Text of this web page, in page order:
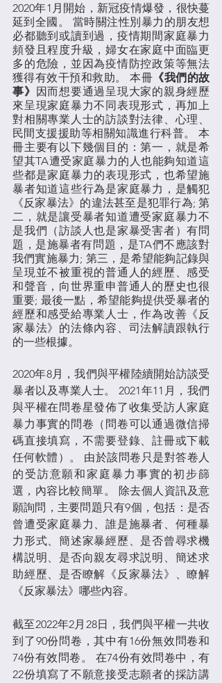
2020年1月開始，新冠疫情爆發，很快蔓
延到全國。 當時關注性別暴力的朋友想
必都聽到或讀到過，疫情期間家庭暴力
頻發且程度升級，婦女在家庭中面臨更
多的危險，並因為疫情防控政策等無法
獲得有效干預和救助。 本冊 《我們的故
事》 因而想要通過呈現大家的親身經歷
來呈現家庭暴力不同表現形式，再加上
對相關專業人士的訪談對法律、心理、
民間支援援助等相關知識進行科普。 本
冊主要有以下幾個目的：第一，就是希
望其TA遭受家庭暴力的人也能夠知道這
些都是家庭暴力的表現形式，也希望施
暴者知道這些行為是家庭暴力，是觸犯
《反家暴法》的違法甚至是犯罪行為; 第
二，就是讓受暴者知道遭受家庭暴力不
是我們（訪談人也是家暴受害者）有問
題，是施暴者有問題，是TA們不應該對
我們實施暴力; 第三，是希望能夠記錄與
呈現並不被重視的普通人的經歷、感受
和聲音，向世界重申普通人的歷史也很
重要; 最後一點，希望能夠提供受暴者的
經歷和感受給專業人士，作為改善《反
家暴法》的法條內容、司法解讀跟執行
的一些根據。
2020年8月，我們與平權陸續開始訪談受
暴者以及專業人士。 2021年11月，我們
與平權在問卷星發佈了收集受訪人家庭
暴力事實的問卷（問卷可以通過微信掃
碼直接填寫，不需要登錄、註冊或下載
任何軟體）。 由於該問卷只是對答卷人
的受訪意願和家庭暴力事實的初步篩
選，內容比較簡單。 除去個人資訊及意
願詢問，主要問題只有9個，包括：是否
曾遭受家庭暴力、誰是施暴者、何種暴
力形式、簡述家暴經歷、是否曾尋求機
構説明、是否向親友尋求説明、簡述求
助經歷、是否瞭解《反家暴法》、瞭解
《反家暴法》哪些內容。
截至2022年2月28日，我們與平權一共收
到了90份問卷，其中有16份無效問卷和
74份有效問卷。 在74份有效問卷中，有
22份填寫了不願意接受志願者的採訪講